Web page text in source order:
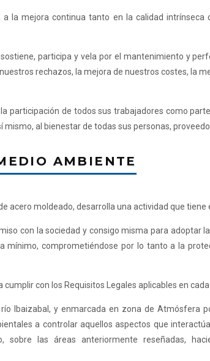
a la mejora continua tanto en la calidad
sostiene, participa y vela por el mantenimiento y
rechazos, la mejora de nuestros costes, la
participación de todos sus trabajadores como
al bienestar de todas sus personas,
AMBIENTE
acero moldeado, desarrolla una actividad que
con la sociedad y consigo misma para adoptar
mínimo, comprometiéndose por lo tanto a la
cumplir con los Requisitos Legales aplicables en
Ibaizabal, y enmarcada en zona de Atmósfera
a controlar aquellos aspectos que
sobre las áreas anteriormente reseñadas,